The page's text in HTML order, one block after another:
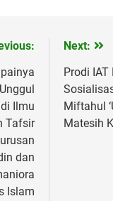
Ilmu
Tafsir
dan
Islam
Next:
Prodi
Miftahul
Matesih